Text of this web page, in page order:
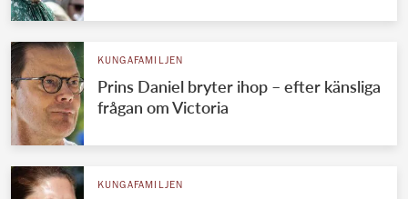
KUNGAFAMILJEN
Prins Daniel bryter ihop – efter känsliga
frågan om Victoria
KUNGAFAMILJEN